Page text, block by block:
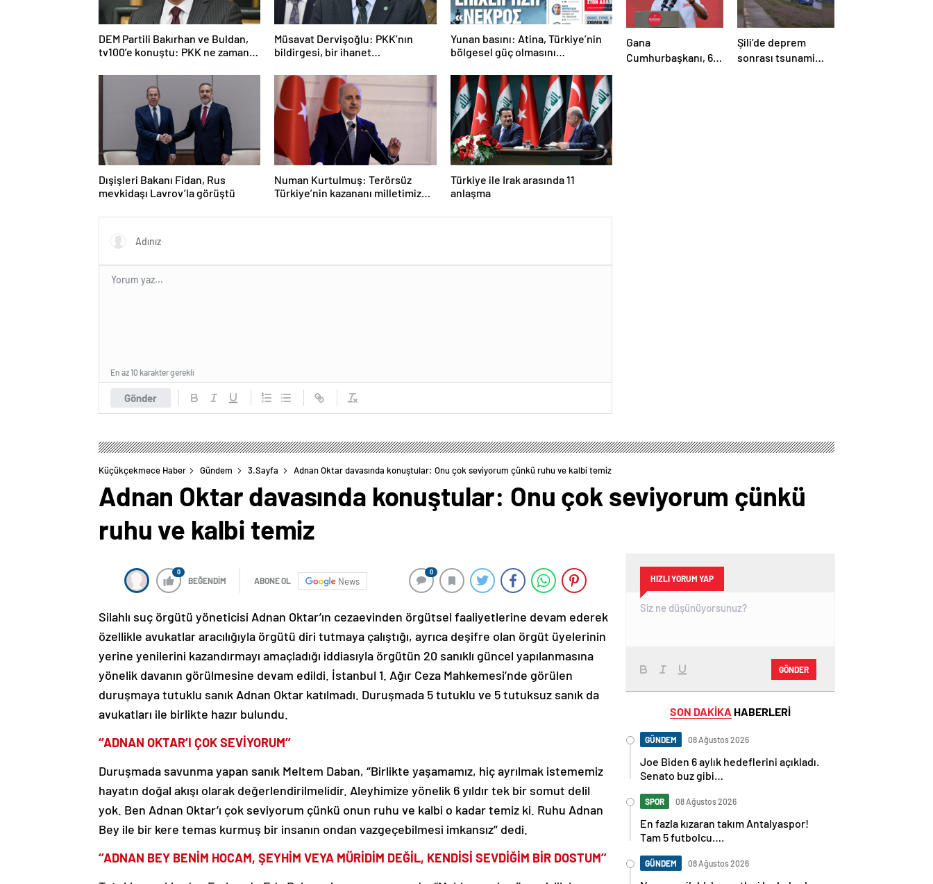
DEM Partili Bakırhan ve Buldan,
tv100’e konuştu: PKK ne zaman
Müsavat Dervişoğlu: PKK’nın
bildirgesi, bir ihanet
Yunan basını: Atina, Türkiye’nin
bölgesel güç olmasını
Dışişleri Bakanı Fidan, Rus
mevkidaşı Lavrov’la görüştü
Numan Kurtulmuş: Terörsüz
Türkiye’nin kazananı milletimiz
Türkiye ile Irak arasında 11
anlaşma
Gönder
En az 10 karakter gerekli
Gana
Cumhurbaşkanı, 6
Şili’de deprem
sonrası tsunami
Küçükçekmece Haber Gündem 3.Sayfa Adnan Oktar davasında konuştular: Onu çok seviyorum çünkü ruhu ve kalbi temiz
Adnan Oktar davasında konuştular: Onu çok seviyorum çünkü
ruhu ve kalbi temiz
0
BEĞENDİM ABONE OL News
0
Silahlı suç örgütü yöneticisi Adnan Oktar’ın cezaevinden örgütsel faaliyetlerine devam ederek
özellikle avukatlar aracılığıyla örgütü diri tutmaya çalıştığı, ayrıca deşifre olan örgüt üyelerinin
yerine yenilerini kazandırmayı amaçladığı iddiasıyla örgütün 20 sanıklı güncel yapılanmasına
yönelik davanın görülmesine devam edildi. İstanbul 1. Ağır Ceza Mahkemesi’nde görülen
duruşmaya tutuklu sanık Adnan Oktar katılmadı. Duruşmada 5 tutuklu ve 5 tutuksuz sanık da
avukatları ile birlikte hazır bulundu.
‘’ADNAN OKTAR’I ÇOK SEVİYORUM’’
Duruşmada savunma yapan sanık Meltem Daban, ‘’Birlikte yaşamamız, hiç ayrılmak istememiz
hayatın doğal akışı olarak değerlendirilmelidir. Aleyhimize yönelik 6 yıldır tek bir somut delil
yok. Ben Adnan Oktar’ı çok seviyorum çünkü onun ruhu ve kalbi o kadar temiz ki. Ruhu Adnan
Bey ile bir kere temas kurmuş bir insanın ondan vazgeçebilmesi imkansız’’ dedi.
‘’ADNAN BEY BENİM HOCAM, ŞEYHİM VEYA MÜRİDİM DEĞİL, KENDİSİ SEVDİĞİM BİR DOSTUM’’
HIZLI YORUM YAP
GÖNDER
SON DAKİKA HABERLERİ
GÜNDEM 08 Ağustos 2026
Joe Biden 6 aylık hedeflerini açıkladı.
Senato buz gibi…
SPOR 08 Ağustos 2026
En fazla kızaran takım Antalyaspor!
Tam 5 futbolcu….
GÜNDEM 08 Ağustos 2026